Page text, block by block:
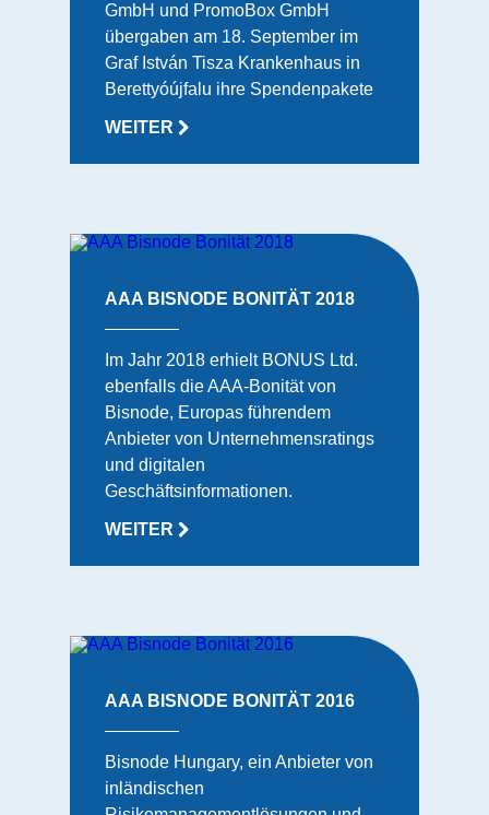
GmbH und PromoBox GmbH
übergaben am 18. September im
Graf István Tisza Krankenhaus in
Berettyóújfalu ihre Spendenpakete
WEITER
AAA BISNODE BONITÄT 2018
Im Jahr 2018 erhielt BONUS Ltd.
ebenfalls die AAA-Bonität von
Bisnode, Europas führendem
Anbieter von Unternehmensratings
und digitalen
Geschäftsinformationen.
WEITER
AAA BISNODE BONITÄT 2016
Bisnode Hungary, ein Anbieter von
inländischen